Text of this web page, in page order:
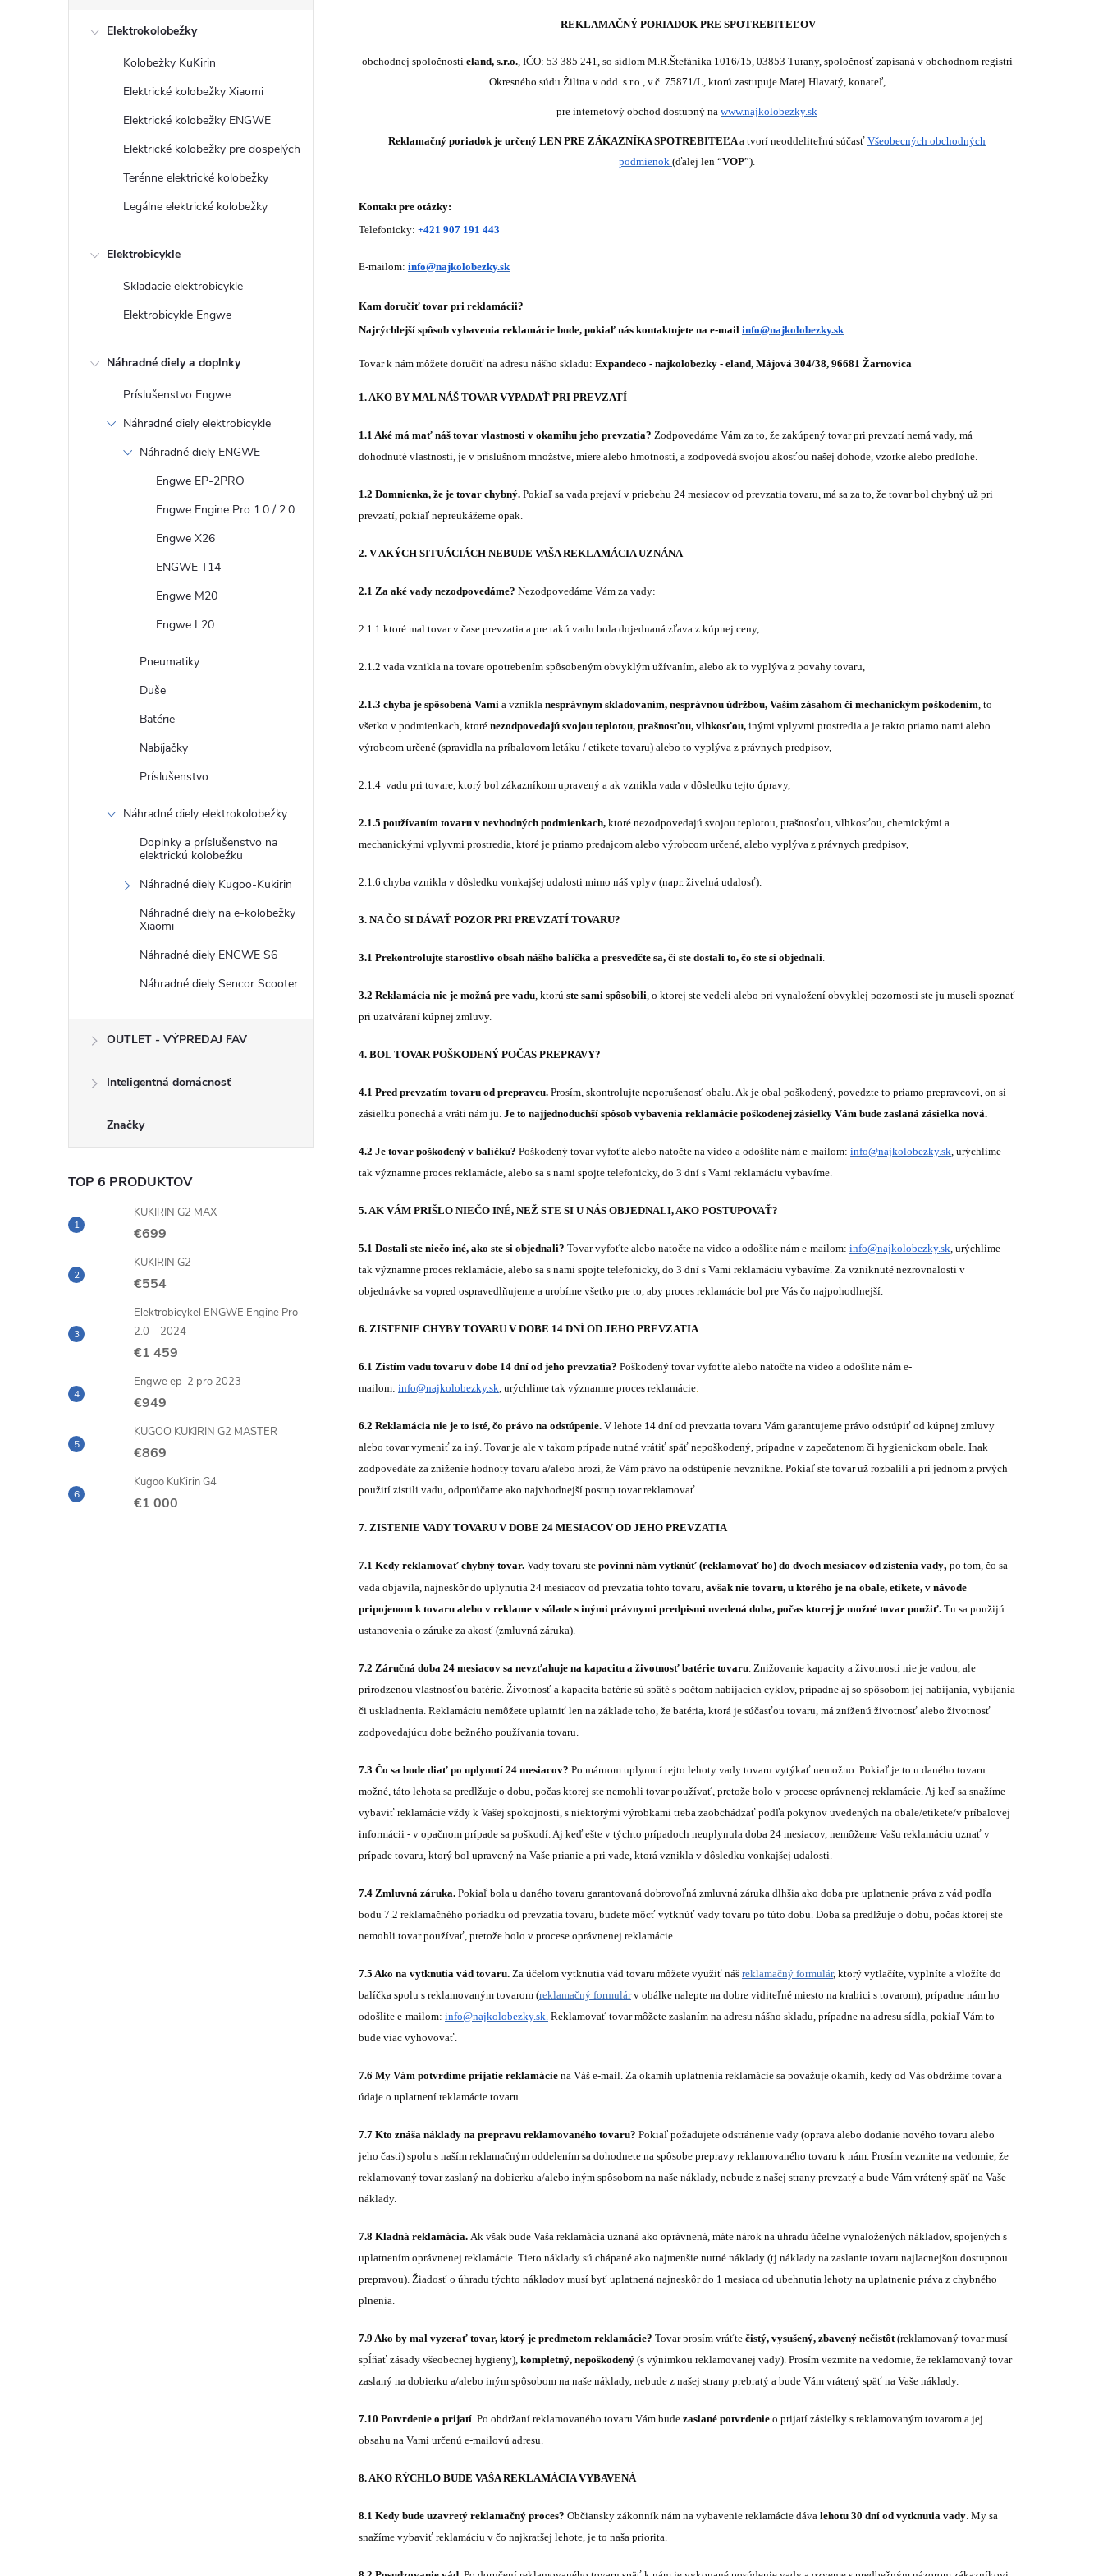
Elektrokolobežky
Kolobežky KuKirin
Elektrické kolobežky Xiaomi
Elektrické kolobežky ENGWE
Elektrické kolobežky pre dospelých
Terénne elektrické kolobežky
Legálne elektrické kolobežky
Elektrobicykle
Skladacie elektrobicykle
Elektrobicykle Engwe
Náhradné diely a doplnky
Príslušenstvo Engwe
Náhradné diely elektrobicykle
Náhradné diely ENGWE
Engwe EP-2PRO
Engwe Engine Pro 1.0 / 2.0
Engwe X26
ENGWE T14
Engwe M20
Engwe L20
Pneumatiky
Duše
Batérie
Nabíjačky
Príslušenstvo
Náhradné diely elektrokolobežky
Doplnky a príslušenstvo na
elektrickú kolobežku
Náhradné diely Kugoo-Kukirin
Náhradné diely na e-kolobežky
Xiaomi
Náhradné diely ENGWE S6
Náhradné diely Sencor Scooter
OUTLET - VÝPREDAJ FAV
Inteligentná domácnosť
Značky
TOP 6 PRODUKTOV
KUKIRIN G2 MAX
€699
KUKIRIN G2
€554
Elektrobicykel ENGWE Engine Pro
2.0 – 2024
€1 459
Engwe ep-2 pro 2023
€949
KUGOO KUKIRIN G2 MASTER
€869
Kugoo KuKirin G4
€1 000
REKLAMAČNÝ PORIADOK PRE SPOTREBITEĽOV
obchodnej spoločnosti eland, s.r.o.,IČO: 53 385 241, so sídlom M.R.Štefánika 1016/15, 03853 Turany, spoločnosť zapísaná v obchodnom registri
Okresného súdu Žilina v odd. s.r.o., v.č. 75871/L, ktorú zastupuje Matej Hlavatý, konateľ,
pre internetový obchod dostupný na www.najkolobezky.sk
Reklamačný poriadok je určený LEN PRE ZÁKAZNÍKA SPOTREBITEĽAa tvorí neoddeliteľnú súčasť Všeobecných obchodných
podmienok (ďalej len “VOP”).
Kontakt pre otázky:
Telefonicky: +421 907 191 443
E-mailom: info@najkolobezky.sk
Kam doručiť tovar pri reklamácii?
Najrýchlejší spôsob vybavenia reklamácie bude, pokiaľ nás kontaktujete na e-mail info@najkolobezky.sk
Tovar k nám môžete doručiť na adresu nášho skladu: Expandeco - najkolobezky - eland, Májová 304/38, 96681 Žarnovica
1. AKO BY MAL NÁŠ TOVAR VYPADAŤ PRI PREVZATÍ
1.1 Aké má mať náš tovar vlastnosti v okamihu jeho prevzatia? Zodpovedáme Vám za to, že zakúpený tovar pri prevzatí nemá vady, má
dohodnuté vlastnosti, je v príslušnom množstve, miere alebo hmotnosti, a zodpovedá svojou akosťou našej dohode, vzorke alebo predlohe.
1.2 Domnienka, že je tovar chybný. Pokiaľ sa vada prejaví v priebehu 24 mesiacov od prevzatia tovaru, má sa za to, že tovar bol chybný už pri
prevzatí, pokiaľ nepreukážeme opak.
2. V AKÝCH SITUÁCIÁCH NEBUDE VAŠA REKLAMÁCIA UZNÁNA
2.1 Za aké vady nezodpovedáme? Nezodpovedáme Vám za vady:
2.1.1 ktoré mal tovar v čase prevzatia a pre takú vadu bola dojednaná zľava z kúpnej ceny,
2.1.2 vada vznikla na tovare opotrebením spôsobeným obvyklým užívaním, alebo ak to vyplýva z povahy tovaru,
2.1.3 chyba je spôsobená Vami a vznikla nesprávnym skladovaním, nesprávnou údržbou, Vaším zásahom či mechanickým poškodením, to
všetko v podmienkach, ktoré nezodpovedajú svojou teplotou, prašnosťou, vlhkosťou, inými vplyvmi prostredia a je takto priamo nami alebo
výrobcom určené (spravidla na príbalovom letáku / etikete tovaru) alebo to vyplýva z právnych predpisov,
2.1.4 vadu pri tovare, ktorý bol zákazníkom upravený a ak vznikla vada v dôsledku tejto úpravy,
2.1.5 používaním tovaru v nevhodných podmienkach, ktoré nezodpovedajú svojou teplotou, prašnosťou, vlhkosťou, chemickými a
mechanickými vplyvmi prostredia, ktoré je priamo predajcom alebo výrobcom určené, alebo vyplýva z právnych predpisov,
2.1.6 chyba vznikla v dôsledku vonkajšej udalosti mimo náš vplyv (napr. živelná udalosť).
3. NA ČO SI DÁVAŤ POZOR PRI PREVZATÍ TOVARU?
3.1 Prekontrolujte starostlivo obsah nášho balíčka a presvedčte sa, či ste dostali to, čo ste si objednali.
3.2 Reklamácia nie je možná pre vadu, ktorú ste sami spôsobili, o ktorej ste vedeli alebo pri vynaložení obvyklej pozornosti ste ju museli spoznať
pri uzatváraní kúpnej zmluvy.
4. BOL TOVAR POŠKODENÝ POČAS PREPRAVY?
4.1 Pred prevzatím tovaru od prepravcu. Prosím, skontrolujte neporušenosť obalu. Ak je obal poškodený, povedzte to priamo prepravcovi, on si
zásielku ponechá a vráti nám ju. Je to najjednoduchší spôsob vybavenia reklamácie poškodenej zásielky Vám bude zaslaná zásielka nová.
4.2 Je tovar poškodený v balíčku? Poškodený tovar vyfoťte alebo natočte na video a odošlite nám e-mailom: info@najkolobezky.sk, urýchlime
tak významne proces reklamácie, alebo sa s nami spojte telefonicky, do 3 dní s Vami reklamáciu vybavíme.
5. AK VÁM PRIŠLO NIEČO INÉ, NEŽ STE SI U NÁS OBJEDNALI, AKO POSTUPOVAŤ?
5.1 Dostali ste niečo iné, ako ste si objednali? Tovar vyfoťte alebo natočte na video a odošlite nám e-mailom: info@najkolobezky.sk, urýchlime
tak významne proces reklamácie, alebo sa s nami spojte telefonicky, do 3 dní s Vami reklamáciu vybavíme. Za vzniknuté nezrovnalosti v
objednávke sa vopred ospravedlňujeme a urobíme všetko pre to, aby proces reklamácie bol pre Vás čo najpohodlnejší.
6. ZISTENIE CHYBY TOVARU V DOBE 14 DNÍ OD JEHO PREVZATIA
6.1 Zistím vadu tovaru v dobe 14 dní od jeho prevzatia? Poškodený tovar vyfoťte alebo natočte na video a odošlite nám e-
mailom: info@najkolobezky.sk, urýchlime tak významne proces reklamácie.
6.2 Reklamácia nie je to isté, čo právo na odstúpenie. V lehote 14 dní od prevzatia tovaru Vám garantujeme právo odstúpiť od kúpnej zmluvy
alebo tovar vymeniť za iný. Tovar je ale v takom prípade nutné vrátiť späť nepoškodený, prípadne v zapečatenom či hygienickom obale. Inak
zodpovedáte za zníženie hodnoty tovaru a/alebo hrozí, že Vám právo na odstúpenie nevznikne. Pokiaľ ste tovar už rozbalili a pri jednom z prvých
použití zistili vadu, odporúčame ako najvhodnejší postup tovar reklamovať.
7. ZISTENIE VADY TOVARU V DOBE 24 MESIACOV OD JEHO PREVZATIA
7.1 Kedy reklamovať chybný tovar. Vady tovaru ste povinní nám vytknúť (reklamovať ho) do dvoch mesiacov od zistenia vady, po tom, čo sa
vada objavila, najneskôr do uplynutia 24 mesiacov od prevzatia tohto tovaru, avšak nie tovaru, u ktorého je na obale, etikete, v návode
pripojenom k tovaru alebo v reklame v súlade s inými právnymi predpismi uvedená doba, počas ktorej je možné tovar použiť. Tu sa použijú
ustanovenia o záruke za akosť (zmluvná záruka).
7.2 Záručná doba 24 mesiacov sa nevzťahuje na kapacitu a životnosť batérie tovaru. Znižovanie kapacity a životnosti nie je vadou, ale
prirodzenou vlastnosťou batérie. Životnosť a kapacita batérie sú späté s počtom nabíjacích cyklov, prípadne aj so spôsobom jej nabíjania, vybíjania
či uskladnenia. Reklamáciu nemôžete uplatniť len na základe toho, že batéria, ktorá je súčasťou tovaru, má zníženú životnosť alebo životnosť
zodpovedajúcu dobe bežného používania tovaru.
7.3 Čo sa bude diať po uplynutí 24 mesiacov? Po márnom uplynutí tejto lehoty vady tovaru vytýkať nemožno. Pokiaľ je to u daného tovaru
možné, táto lehota sa predlžuje o dobu, počas ktorej ste nemohli tovar používať, pretože bolo v procese oprávnenej reklamácie. Aj keď sa snažíme
vybaviť reklamácie vždy k Vašej spokojnosti, s niektorými výrobkami treba zaobchádzať podľa pokynov uvedených na obale/etikete/v príbalovej
informácii - v opačnom prípade sa poškodí. Aj keď ešte v týchto prípadoch neuplynula doba 24 mesiacov, nemôžeme Vašu reklamáciu uznať v
prípade tovaru, ktorý bol upravený na Vaše prianie a pri vade, ktorá vznikla v dôsledku vonkajšej udalosti.
7.4 Zmluvná záruka. Pokiaľ bola u daného tovaru garantovaná dobrovoľná zmluvná záruka dlhšia ako doba pre uplatnenie práva z vád podľa
bodu 7.2 reklamačného poriadku od prevzatia tovaru, budete môcť vytknúť vady tovaru po túto dobu. Doba sa predlžuje o dobu, počas ktorej ste
nemohli tovar používať, pretože bolo v procese oprávnenej reklamácie.
7.5 Ako na vytknutia vád tovaru. Za účelom vytknutia vád tovaru môžete využiť náš reklamačný formulár, ktorý vytlačíte, vyplníte a vložíte do
balíčka spolu s reklamovaným tovarom (reklamačný formulárv obálke nalepte na dobre viditeľné miesto na krabici s tovarom), prípadne nám ho
odošlite e-mailom: info@najkolobezky.sk. Reklamovať tovar môžete zaslaním na adresu nášho skladu, prípadne na adresu sídla, pokiaľ Vám to
bude viac vyhovovať.
7.6 My Vám potvrdíme prijatie reklamácie na Váš e-mail. Za okamih uplatnenia reklamácie sa považuje okamih, kedy od Vás obdržíme tovar a
údaje o uplatnení reklamácie tovaru.
7.7 Kto znáša náklady na prepravu reklamovaného tovaru? Pokiaľ požadujete odstránenie vady (oprava alebo dodanie nového tovaru alebo
jeho časti) spolu s naším reklamačným oddelením sa dohodnete na spôsobe prepravy reklamovaného tovaru k nám. Prosím vezmite na vedomie, že
reklamovaný tovar zaslaný na dobierku a/alebo iným spôsobom na naše náklady, nebude z našej strany prevzatý a bude Vám vrátený späť na Vaše
náklady.
7.8 Kladná reklamácia. Ak však bude Vaša reklamácia uznaná ako oprávnená, máte nárok na úhradu účelne vynaložených nákladov, spojených s
uplatnením oprávnenej reklamácie. Tieto náklady sú chápané ako najmenšie nutné náklady (tj náklady na zaslanie tovaru najlacnejšou dostupnou
prepravou). Žiadosť o úhradu týchto nákladov musí byť uplatnená najneskôr do 1 mesiaca od ubehnutia lehoty na uplatnenie práva z chybného
plnenia.
7.9 Ako by mal vyzerať tovar, ktorý je predmetom reklamácie? Tovar prosím vráťte čistý, vysušený, zbavený nečistôt(reklamovaný tovar musí
spĺňať zásady všeobecnej hygieny), kompletný, nepoškodený (s výnimkou reklamovanej vady). Prosím vezmite na vedomie, že reklamovaný tovar
zaslaný na dobierku a/alebo iným spôsobom na naše náklady, nebude z našej strany prebratý a bude Vám vrátený späť na Vaše náklady.
7.10 Potvrdenie o prijatí. Po obdržaní reklamovaného tovaru Vám bude zaslané potvrdenie o prijatí zásielky s reklamovaným tovarom a jej
obsahu na Vami určenú e-mailovú adresu.
8. AKO RÝCHLO BUDE VAŠA REKLAMÁCIA VYBAVENÁ
8.1 Kedy bude uzavretý reklamačný proces? Občiansky zákonník nám na vybavenie reklamácie dáva lehotu 30 dní od vytknutia vady. My sa
snažíme vybaviť reklamáciu v čo najkratšej lehote, je to naša priorita.